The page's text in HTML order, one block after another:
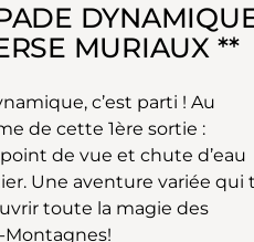
MURIAUX **
c’est parti ! Au
de cette 1ère sortie :
de vue et chute d’eau
Une aventure variée qui
toute la magie des
Montagnes!